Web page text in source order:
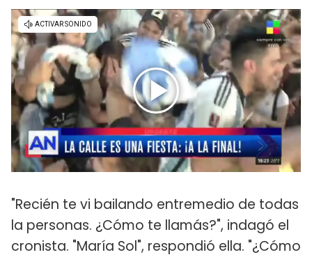
"Recién te vi bailando entremedio de todas
la personas. ¿Cómo te llamás?", indagó el
cronista. "María Sol", respondió ella. "¿Cómo